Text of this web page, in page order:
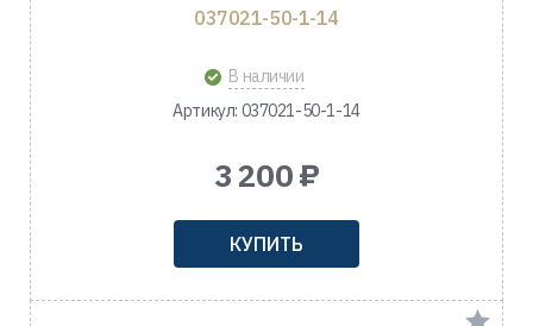
037021-50-1-14
В наличии
Артикул: 037021-50-1-14
3 200 ₽
КУПИТЬ